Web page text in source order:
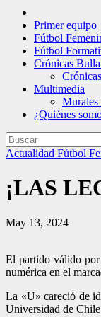
Primer equipo
Fútbol
Fútbol
Crónicas
Multimedia
Murales
¿Quiénes
Actualidad Fútbol
¡LAS
May 13, 2024
El partido válido
numérica en el
La «U» careció de
Universidad de